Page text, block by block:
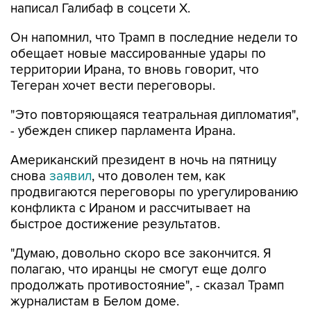
Он напомнил, что Трамп в последние недели то
территории Ирана, то вновь говорит, что
Тегеран хочет вести переговоры.
"Это повторяющаяся театральная дипломатия",
Американский президент в ночь на пятницу
продвигаются переговоры по урегулированию
конфликта с Ираном и рассчитывает на
быстрое достижение результатов.
"Думаю, довольно скоро все закончится. Я
продолжать противостояние", - сказал Трамп
журналистам в Белом доме.
Между тем в среду в интервью Fox News он